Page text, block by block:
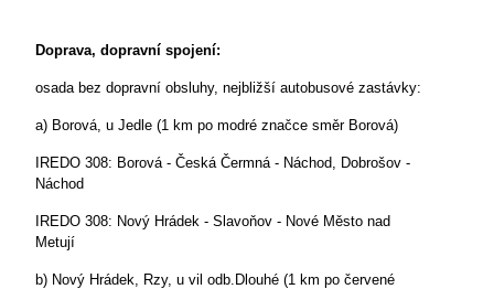
Doprava, dopravní spojení:
osada bez dopravní obsluhy, nejbližší autobusové zastávky:
a) Borová, u Jedle (1 km po modré značce směr Borová)
IREDO 308: Borová - Česká Čermná - Náchod, Dobrošov -
Náchod
IREDO 308: Nový Hrádek - Slavoňov - Nové Město nad
Metují
b) Nový Hrádek, Rzy, u vil odb.Dlouhé (1 km po červené